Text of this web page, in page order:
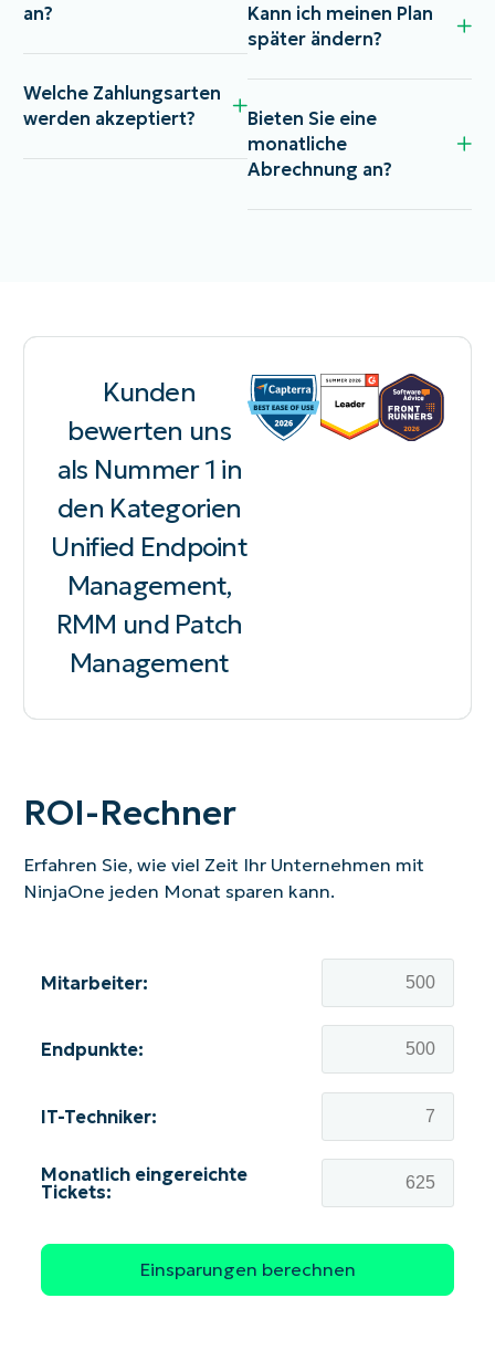
an?
Welche Zahlungsarten
werden akzeptiert?
Kann ich meinen Plan
später ändern?
Bieten Sie eine
monatliche
Abrechnung an?
Kunden
bewerten uns
als Nummer 1 in
den Kategorien
Unified Endpoint
Management,
RMM und Patch
Management
ROI-Rechner
Erfahren Sie, wie viel Zeit Ihr Unternehmen mit
NinjaOne jeden Monat sparen kann.
Mitarbeiter:
Endpunkte:
IT-Techniker:
Monatlich eingereichte
Tickets: